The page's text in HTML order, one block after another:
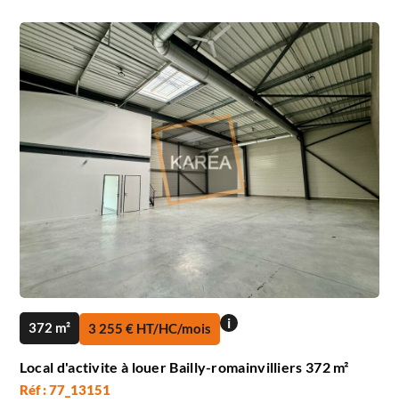
372 m² 3 255 € HT/HC/mois i
Local d'activite à louer Bailly-romainvilliers 372 m²
Réf : 77_13151